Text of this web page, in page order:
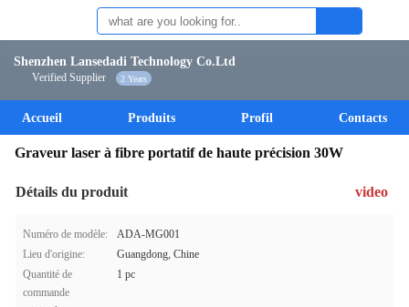
Shenzhen Lansedadi Technology Co.Ltd
Verified Supplier 2 Years
Accueil Produits Profil Contacts
Graveur laser à fibre portatif de haute précision 30W
Détails du produit video
Numéro de modèle:
ADA-MG001
Lieu d'origine:
Guangdong, Chine
Quantité de
commande
1 pc